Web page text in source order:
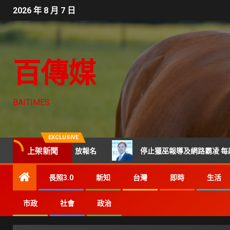
2026 年 8 月 7 日
百傳媒
BAITIMES
EXCLUSIVE
上架新聞
專家齊聚開放報名 停止獵巫報導及網路霸凌 每起詐騙都
長照3.0 新知 台灣 即時 生活
市政 社會 政治